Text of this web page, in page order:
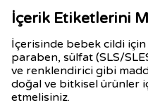
İçerik Etiketlerini
İçerisinde bebek cildi
paraben, sülfat (SLS/
ve renklendirici gibi
doğal ve bitkisel ürünler
etmelisiniz.